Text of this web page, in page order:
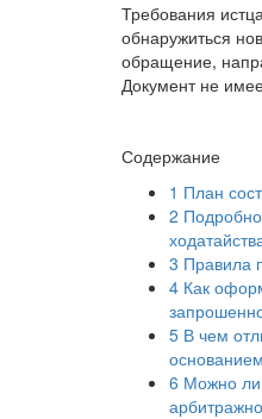
Требования
обнаружиться
обращение,
Документ не
Содержание
1 План
2
3 Правила
4 Как
5 В чем
6 Можно ли